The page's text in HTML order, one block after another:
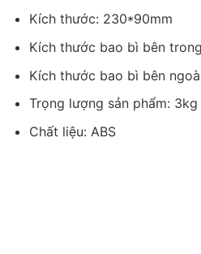
Kích thước: 230*90mm
Kích thước bao bì bên
Kích thước bao bì bên
Trọng lượng sản phẩm: 3kg
Chất liệu: ABS